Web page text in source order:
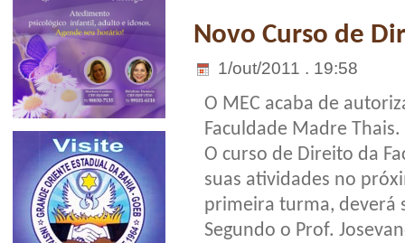
Novo Curso de
1/out/2011 . 19:58
O MEC acaba de
Faculdade Madre Thais.
O curso de Direito da
suas atividades no
primeira turma, deverá
Segundo o Prof.